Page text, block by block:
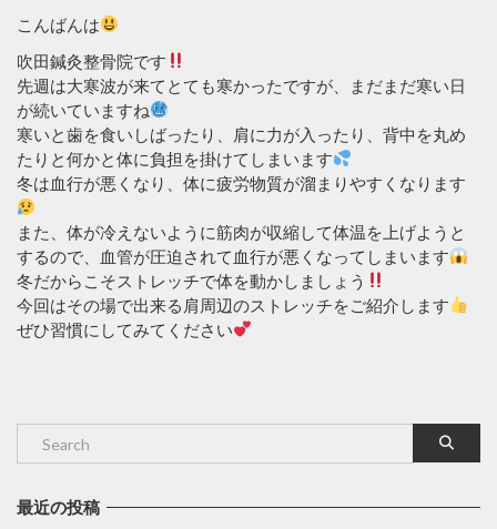
こんばんは
吹田鍼灸整骨院です
先週は大寒波が来てとても寒かったですが、まだまだ寒い日
が続いていますね
寒いと歯を食いしばったり、肩に力が入ったり、背中を丸め
たりと何かと体に負担を掛けてしまいます
冬は血行が悪くなり、体に疲労物質が溜まりやすくなります
また、体が冷えないように筋肉が収縮して体温を上げようと
するので、血管が圧迫されて血行が悪くなってしまいます
冬だからこそストレッチで体を動かしましょう
今回はその場で出来る肩周辺のストレッチをご紹介します
ぜひ習慣にしてみてください
最近の投稿